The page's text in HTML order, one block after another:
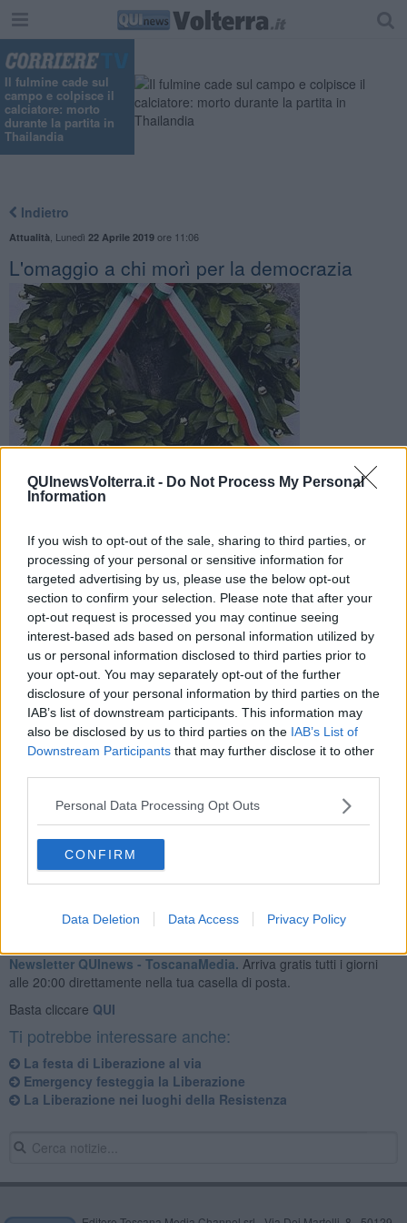
QUInewsVolterra.it - Do Not Process My Personal
Information
If you wish to opt-out of the sale, sharing to third parties, or
processing of your personal or sensitive information for
targeted advertising by us, please use the below opt-out
section to confirm your selection. Please note that after your
opt-out request is processed you may continue seeing
interest-based ads based on personal information utilized by
us or personal information disclosed to third parties prior to
your opt-out. You may separately opt-out of the further
disclosure of your personal information by third parties on the
IAB’s list of downstream participants. This information may
also be disclosed by us to third parties on the IAB’s List of
Downstream Participants that may further disclose it to other
Personal Data Processing Opt Outs
CONFIRM
Data Deletion Data Access Privacy Policy
Il fulmine cade sul
campo e colpisce il
calciatore: morto
durante la partita in
Thailandia
Indietro
Attualità Lunedì 22 Aprile 2019ore 11:06
L'omaggio a chi morì per la democrazia
In occasione della festa della Liberazione l’intervento di Valdo
Spin e la deposizione delle corone di alloro ai caduti
VOLTERRA —Un giorno nel ricordo dei tanti giovani che decisero
di abbandonare le proprie famiglie per abbracciare un ideale di
pace e di libertà. Giovedì 25 aprile ricorre il 74esimo anniversario
dellaLiberazione d'Italia.
Le celebrazioni a Volterra inizieranno alle 10,30 nella Sala del
Maggior Consiglio di Palazzo dei Priori. Dopo il saluto delle autorità
è in programma l’intervento diValdo Spini,presidente della
Fondazione Circolo Fratelli Rosselli. A seguire ci sarà il corteo per
la deposizione delle corone di alloro in Piazza Martiri della Libertà e
Newsletter QUInews - ToscanaMedia. Arriva gratis tutti i giorni
alle 20:00 direttamente nella tua casella di posta.
Basta cliccare QUI
Ti potrebbe interessare anche:
La festa di Liberazione al via
Emergency festeggia la Liberazione
La Liberazione nei luoghi della Resistenza